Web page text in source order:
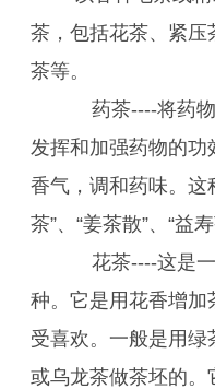
茶，包括花茶、紧压
茶等。
药茶----将药物
发挥和加强药物的功
香气，调和药味。这
茶”、“姜茶散”、“益
花茶----这是一
种。它是用花香增加
受喜欢。一般是用
或乌龙茶做茶坯的。